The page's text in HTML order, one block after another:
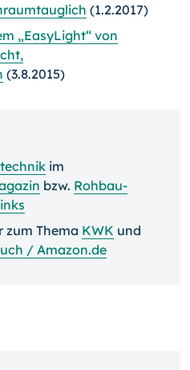
(1.2.2017)
„EasyLight“ von
(3.8.2015)
im
bzw. Rohbau-
Thema KWK und
/ Amazon.de